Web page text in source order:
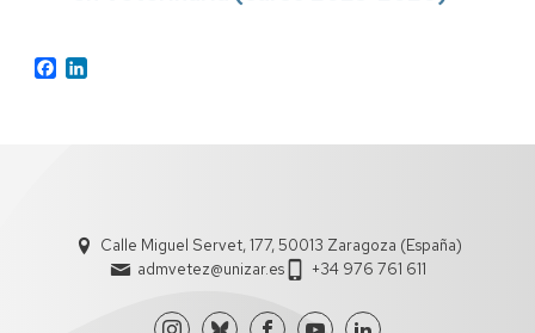
Facebook
Calle Miguel Servet, 177, 50013 Zaragoza (España)
admvetez@unizar.es
+34 976 761 611